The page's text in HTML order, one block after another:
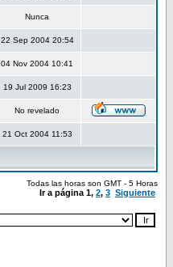
Nunca
22 Sep 2004 20:54
04 Nov 2004 10:41
19 Jul 2009 16:23
No revelado
21 Oct 2004 11:53
Todas las horas son GMT - 5 Horas
Ir a página 1, 2, 3 Siguiente